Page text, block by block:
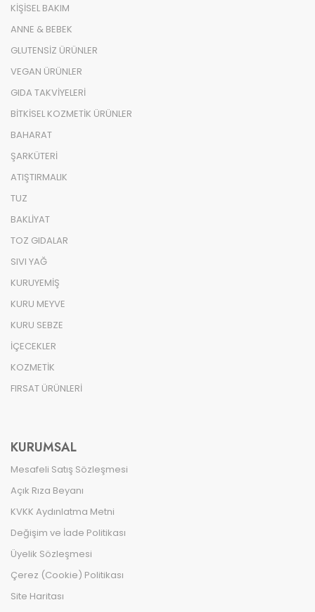
KİŞİSEL BAKIM
ANNE & BEBEK
GLUTENSİZ ÜRÜNLER
VEGAN ÜRÜNLER
GIDA TAKVİYELERİ
BİTKİSEL KOZMETİK ÜRÜNLER
BAHARAT
ŞARKÜTERİ
ATIŞTIRMALIK
TUZ
BAKLİYAT
TOZ GIDALAR
SIVI YAĞ
KURUYEMİŞ
KURU MEYVE
KURU SEBZE
İÇECEKLER
KOZMETİK
FIRSAT ÜRÜNLERİ
KURUMSAL
Mesafeli Satış Sözleşmesi
Açık Rıza Beyanı
KVKK Aydınlatma Metni
Değişim ve İade Politikası
Üyelik Sözleşmesi
Çerez (Cookie) Politikası
Site Haritası